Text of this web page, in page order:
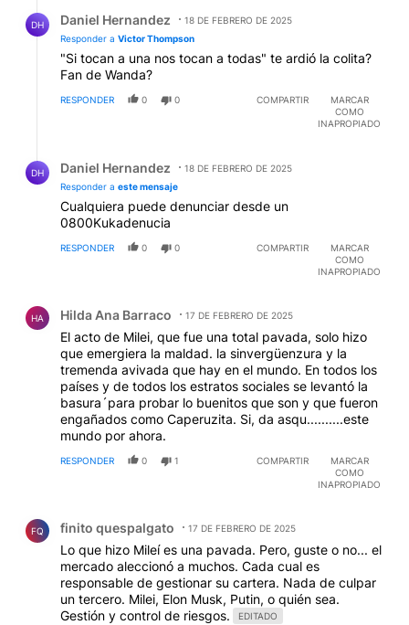
DH Daniel Hernandez
18 DE FEBRERO DE 2025
Responder a Victor Thompson
"Si tocan a una nos tocan a todas" te ardió la colita?
Fan de Wanda?
RESPONDER 0 0 COMPARTIR
MARCAR
COMO
INAPROPIADO
DH Daniel Hernandez
18 DE FEBRERO DE 2025
Responder a este mensaje
Cualquiera puede denunciar desde un
0800Kukadenucia
RESPONDER 0 0 COMPARTIR
MARCAR
COMO
INAPROPIADO
HA Hilda Ana Barraco 17 DE FEBRERO DE 2025
El acto de Milei, que fue una total pavada, solo hizo
que emergiera la maldad. la sinvergüenzura y la
tremenda avivada que hay en el mundo. En todos los
países y de todos los estratos sociales se levantó la
basura´para probar lo buenitos que son y que fueron
engañados como Caperuzita. Si, da asqu..........este
mundo por ahora.
RESPONDER 0 1 COMPARTIR
MARCAR
COMO
INAPROPIADO
FQ finito quespalgato 17 DE FEBRERO DE 2025
Lo que hizo Mileí es una pavada. Pero, guste o no... el
mercado aleccionó a muchos. Cada cual es
responsable de gestionar su cartera. Nada de culpar
un tercero. Milei, Elon Musk, Putin, o quién sea.
Gestión y control de riesgos.
EDITADO